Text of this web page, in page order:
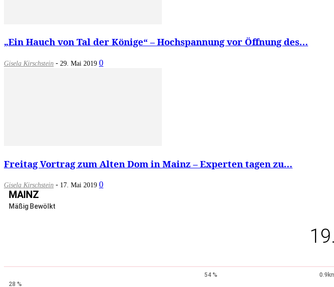
„Ein Hauch von Tal der Könige“ – Hochspannung vor Öffnung des...
Gisela Kirschstein - 29. Mai 2019 0
Freitag Vortrag zum Alten Dom in Mainz – Experten tagen zu...
Gisela Kirschstein - 17. Mai 2019 0
MAINZ
Mäßig Bewölkt
54 %
28 %